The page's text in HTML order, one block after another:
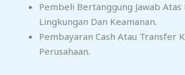
Pembeli Bertanggung Jawab Atas
Lingkungan Dan Keamanan.
Pembayaran Cash Atau Transfer
Perusahaan.